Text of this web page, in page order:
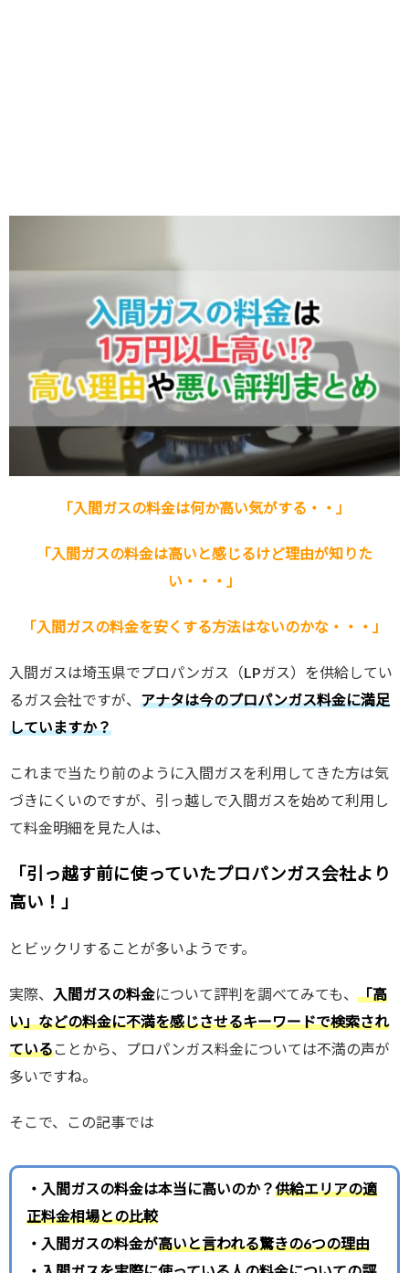
「入間ガスの料金は何か高い気がする・・」
「入間ガスの料金は高いと感じるけど理由が知りた
い・・・」
「入間ガスの料金を安くする方法はないのかな・・・」
入間ガスは埼玉県でプロパンガス（LPガス）を供給してい
るガス会社ですが、 アナタは今のプロパンガス料金に満足
していますか？
これまで当たり前のように入間ガスを利用してきた方は気
づきにくいのですが、引っ越しで入間ガスを始めて利用し
て料金明細を見た人は、
「引っ越す前に使っていたプロパンガス会社より
高い！」
とビックリすることが多いようです。
実際、 入間ガスの料金について評判を調べてみても、 「高
い」などの料金に不満を感じさせるキーワードで検索され
ていることから、プロパンガス料金については不満の声が
多いですね。
そこで、この記事では
・入間ガスの料金は本当に高いのか？供給エリアの適
正料金相場との比較
・入間ガスの料金が高いと言われる驚きの6つの理由